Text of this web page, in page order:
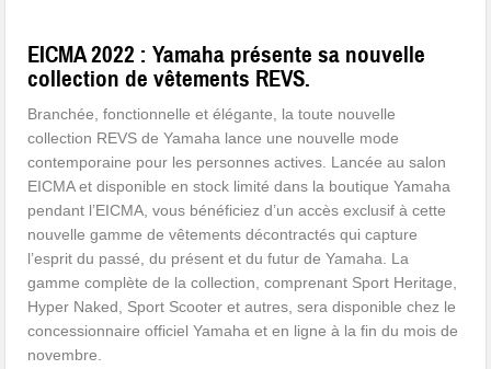
EICMA 2022 : Yamaha présente sa nouvelle
collection de vêtements REVS.
Branchée, fonctionnelle et élégante, la toute nouvelle
collection REVS de Yamaha lance une nouvelle mode
contemporaine pour les personnes actives. Lancée au salon
EICMA et disponible en stock limité dans la boutique Yamaha
pendant l’EICMA, vous bénéficiez d’un accès exclusif à cette
nouvelle gamme de vêtements décontractés qui capture
l’esprit du passé, du présent et du futur de Yamaha. La
gamme complète de la collection, comprenant Sport Heritage,
Hyper Naked, Sport Scooter et autres, sera disponible chez le
concessionnaire officiel Yamaha et en ligne à la fin du mois de
novembre.